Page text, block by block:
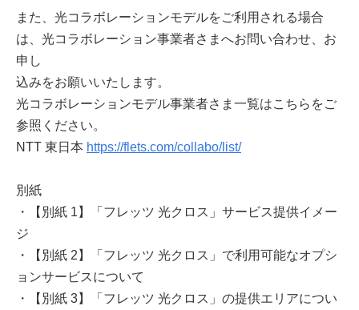
また、光コラボレーションモデルをご利用される場合
は、光コラボレーション事業者さまへお問い合わせ、お
申し
込みをお願いいたします。
光コラボレーションモデル事業者さま一覧はこちらをご
参照ください。
NTT 東日本 https://flets.com/collabo/list/
別紙
・【別紙 1】「フレッツ 光クロス」サービス提供イメー
ジ
・【別紙 2】「フレッツ 光クロス」で利用可能なオプシ
ョンサービスについて
・【別紙 3】「フレッツ 光クロス」の提供エリアについ